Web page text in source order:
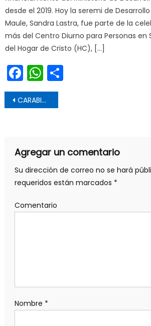
desde el 2019. Hoy la seremi de
Maule, Sandra Lastra, fue parte de la
más del Centro Diurno para Personas en
del Hogar de Cristo (HC), […]
Facebook
WhatsApp
Navegación de
CARABINEROS DETUVO A UN SUJETO POR MICROTRÁFICO EN LA ZONA COSTERA DE PELLUHUE
Agregar un comentario
Su dirección de correo no se hará
requeridos están marcados *
Comentario
Nombre *